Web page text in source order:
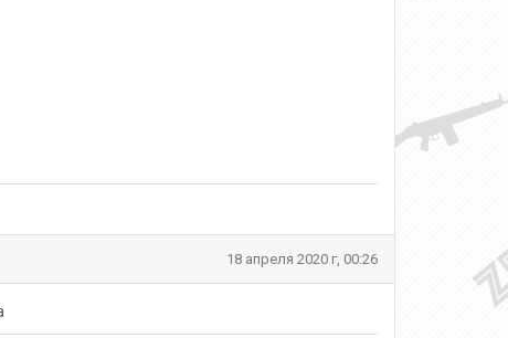
18 апреля 2020 г, 00:26